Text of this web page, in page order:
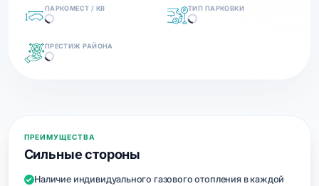
ПАРКОМЕСТ / КВ ТИП ПАРКОВКИ
ПРЕСТИЖ РАЙОНА
ПРЕИМУЩЕСТВА
Сильные стороны
Наличие индивидуального газового отопления в каждой